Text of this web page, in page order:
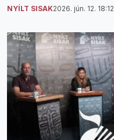
NYÍLT SISAK2026. jún. 12. 18:12